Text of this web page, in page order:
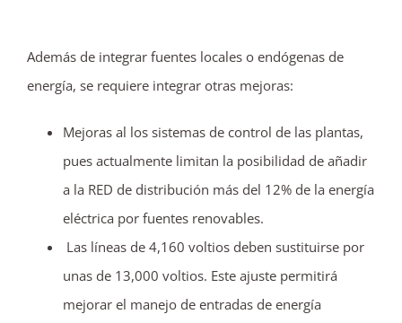
Además de integrar fuentes locales o endógenas de
energía, se requiere integrar otras mejoras:
Mejoras al los sistemas de control de las plantas,
pues actualmente limitan la posibilidad de añadir
a la RED de distribución más del 12% de la energía
eléctrica por fuentes renovables.
Las líneas de 4,160 voltios deben sustituirse por
unas de 13,000 voltios. Este ajuste permitirá
mejorar el manejo de entradas de energía